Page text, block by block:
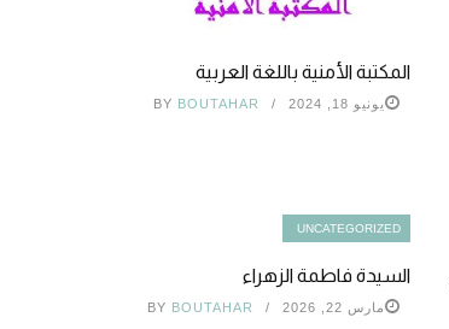
المكتبة الأمنية باللغة العربية
يونيو 18, 2024 BY BOUTAHAR
UNCATEGORIZED
السيدة فاطمة الزهراء
مارس 22, 2026 BY BOUTAHAR